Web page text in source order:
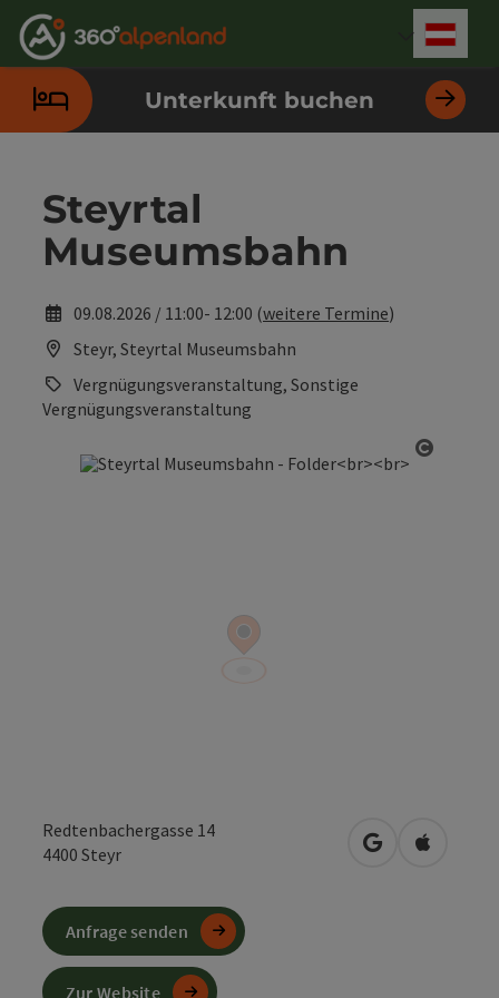
Zum Inhalt
Zur Navigation
Zum Seitenanfang
Zur Kontaktseite
Zur Suche
Zum Impressum
Zu den Hinweisen zur Bedienung der Website
Zur Startseite
Unterkunft buchen
Steyrtal
Museumsbahn
09.08.2026 / 11:00- 12:00 (weitere Termine)
Steyr, Steyrtal Museumsbahn
Vergnügungsveranstaltung, Sonstige
Vergnügungsveranstaltung
Redtenbachergasse 14
4400 Steyr in Googlein Apple
Anfrage senden
Zur Website